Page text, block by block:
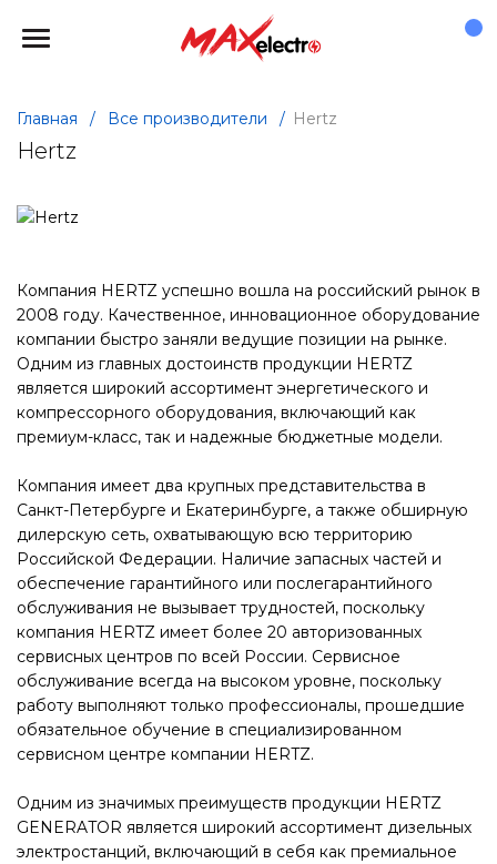
Главная / Все производители / Hertz
Hertz
Компания HERTZ успешно вошла на российский рынок в
2008 году. Качественное, инновационное оборудование
компании быстро заняли ведущие позиции на рынке.
Одним из главных достоинств продукции HERTZ
является широкий ассортимент энергетического и
компрессорного оборудования, включающий как
премиум-класс, так и надежные бюджетные модели.
Компания имеет два крупных представительства в
Санкт-Петербурге и Екатеринбурге, а также обширную
дилерскую сеть, охватывающую всю территорию
Российской Федерации. Наличие запасных частей и
обеспечение гарантийного или послегарантийного
обслуживания не вызывает трудностей, поскольку
компания HERTZ имеет более 20 авторизованных
сервисных центров по всей России. Сервисное
обслуживание всегда на высоком уровне, поскольку
работу выполняют только профессионалы, прошедшие
обязательное обучение в специализированном
сервисном центре компании HERTZ.
Одним из значимых преимуществ продукции HERTZ
GENERATOR является широкий ассортимент дизельных
электростанций, включающий в себя как премиальное